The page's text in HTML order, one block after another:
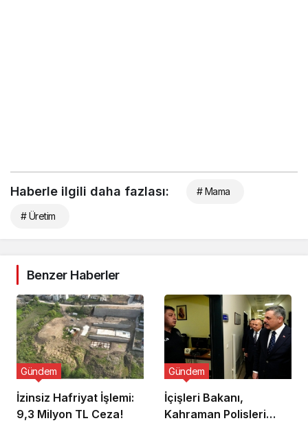
Haberle ilgili daha fazlası: # Mama
# Üretim
Benzer Haberler
İzinsiz Hafriyat İşlemi:
9,3 Milyon TL Ceza!
Gündem
İçişleri Bakanı,
Kahraman Polisleri
Gündem